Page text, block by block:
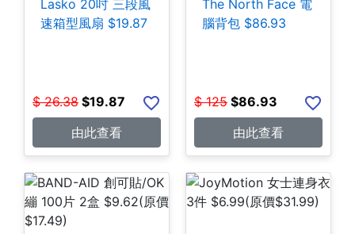
Lasko 20吋 三段風
速箱型風扇 $19.87
$ 26.38 $19.87
由此查看
The North Face 電
腦背包 $86.93
$ 125 $86.93
由此查看